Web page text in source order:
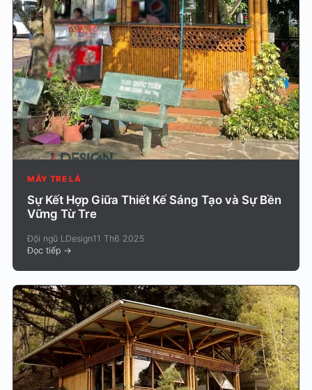
MÂY TRE LÁ
Sự Kết Hợp Giữa Thiết Kế Sáng Tạo và Sự Bền
Vững Từ Tre
Đội ngũ LDesign11 Th6 2025
Đọc tiếp ->